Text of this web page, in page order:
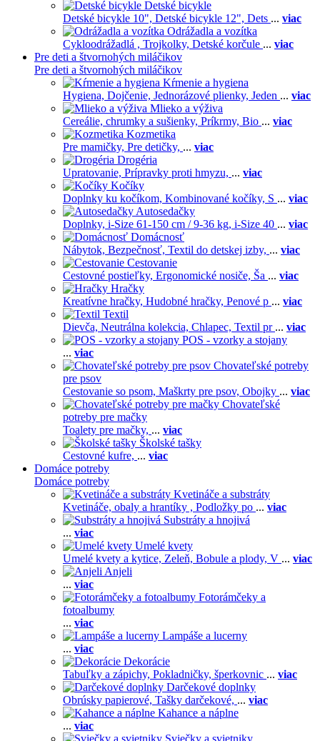
Detské bicykle
Detské bicykle 10", Detské bicykle 12", Dets ... viac
Odrážadla a vozítka
Cykloodrážadlá , Trojkolky, Detské korčule ... viac
Pre deti a štvornohých miláčikov
Pre deti a štvornohých miláčikov
Kŕmenie a hygiena
Hygiena, Dojčenie, Jednorázové plienky, Jeden ... viac
Mlieko a výživa
Cereálie, chrumky a sušienky, Príkrmy, Bio ... viac
Kozmetika
Pre mamičky, Pre detičky, ... viac
Drogéria
Upratovanie, Prípravky proti hmyzu, ... viac
Kočíky
Doplnky ku kočíkom, Kombinované kočíky, S ... viac
Autosedačky
Doplnky, i-Size 61-150 cm / 9-36 kg, i-Size 40 ... viac
Domácnosť
Nábytok, Bezpečnosť, Textil do detskej izby, ... viac
Cestovanie
Cestovné postieľky, Ergonomické nosiče, Ša ... viac
Hračky
Kreatívne hračky, Hudobné hračky, Penové p ... viac
Textil
Dievča, Neutrálna kolekcia, Chlapec, Textil pr ... viac
POS - vzorky a stojany
... viac
Chovateľské potreby
pre psov
Cestovanie so psom, Maškrty pre psov, Obojky ... viac
Chovateľské
potreby pre mačky
Toalety pre mačky, ... viac
Školské tašky
Cestovné kufre, ... viac
Domáce potreby
Domáce potreby
Kvetináče a substráty
Kvetináče, obaly a hrantíky , Podložky po ... viac
Substráty a hnojivá
... viac
Umelé kvety
Umelé kvety a kytice, Zeleň, Bobule a plody, V ... viac
Anjeli
... viac
Fotorámčeky a
fotoalbumy
... viac
Lampáše a lucerny
... viac
Dekorácie
Tabuľky a zápichy, Pokladničky, šperkovnic ... viac
Darčekové doplnky
Obrúsky papierové, Tašky darčekové, ... viac
Kahance a náplne
... viac
Sviečky a svietniky